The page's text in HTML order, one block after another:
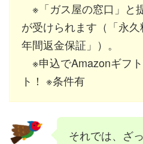
※「ガス屋の窓口」と
が受けられます（「永
年間返金保証」）。
※申込でAmazonギフ
ト！ ※条件有
それでは、ざ